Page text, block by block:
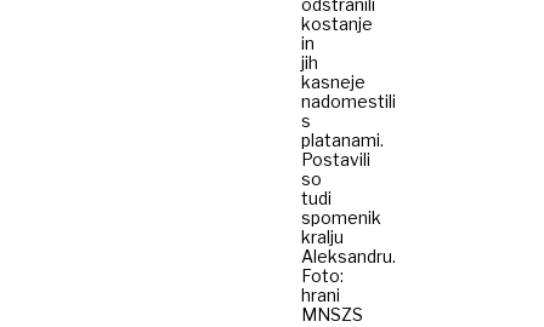
odstranili
kostanje
in
jih
kasneje
nadomestili
s
platanami.
Postavili
so
tudi
spomenik
kralju
Aleksandru.
Foto:
hrani
MNSZS